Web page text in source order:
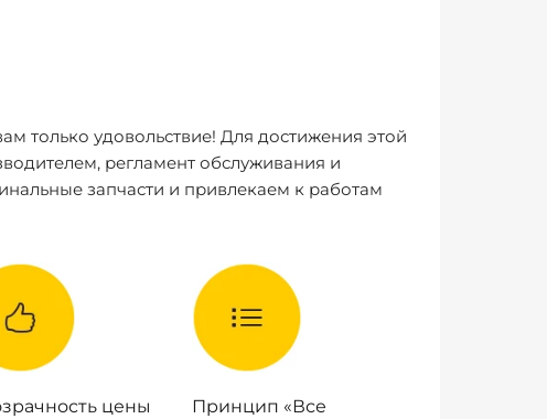
только удовольствие! Для достижения этой
регламент обслуживания и
запчасти и привлекаем к работам
цены
Принцип «Все